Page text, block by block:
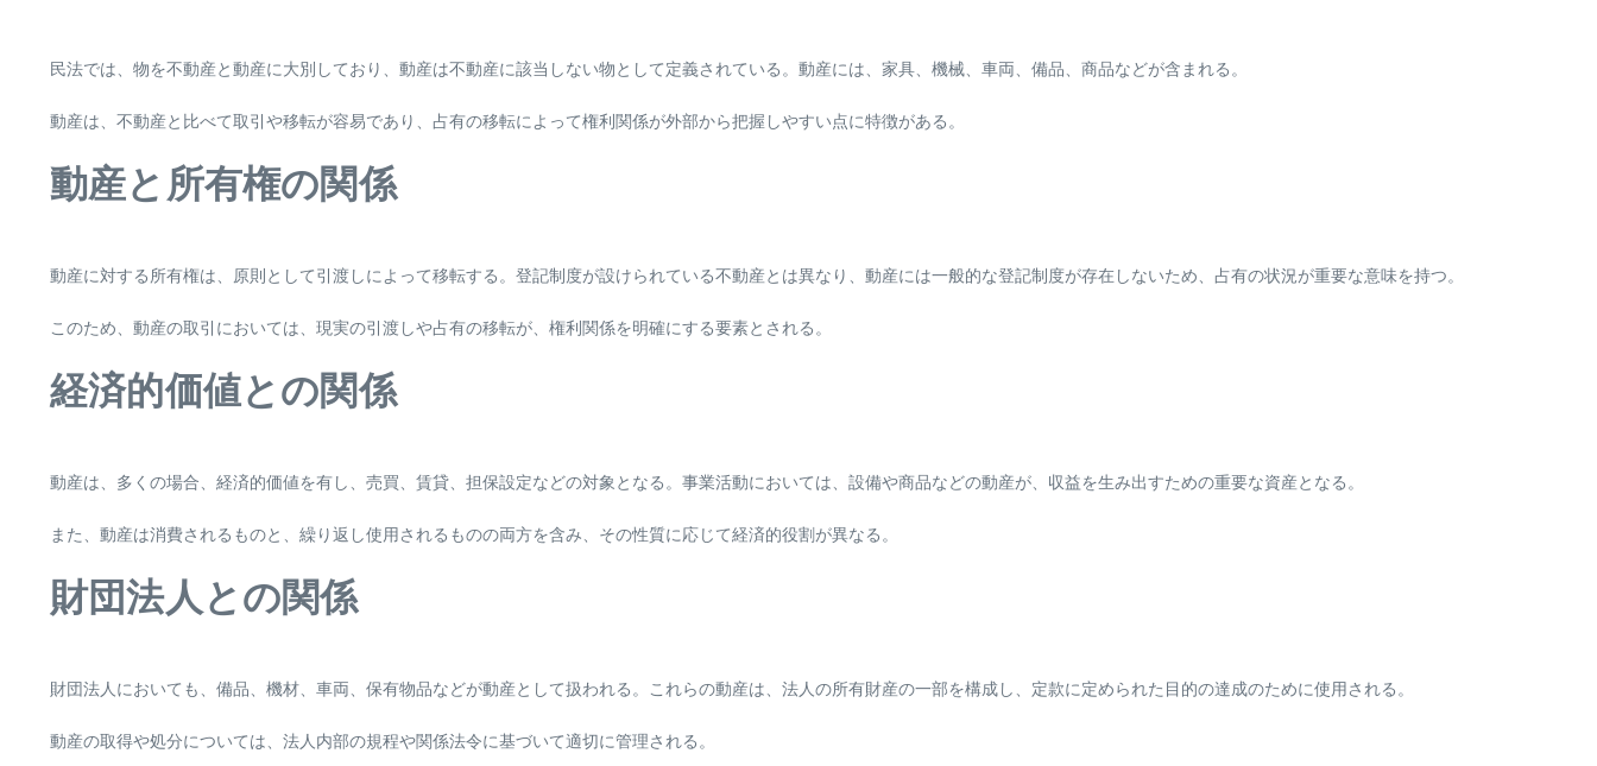
民法では、物を不動産と動産に大別しており、動産は不動産に該当しない物として定義されている。動産には、家具、機械、車両、備品、商品などが含まれる。
動産は、不動産と比べて取引や移転が容易であり、占有の移転によって権利関係が外部から把握しやすい点に特徴がある。
動産と所有権の関係
動産に対する所有権は、原則として引渡しによって移転する。登記制度が設けられている不動産とは異なり、動産には一般的な登記制度が存在しないため、占有の状況が重要な意味を持つ。
このため、動産の取引においては、現実の引渡しや占有の移転が、権利関係を明確にする要素とされる。
経済的価値との関係
動産は、多くの場合、経済的価値を有し、売買、賃貸、担保設定などの対象となる。事業活動においては、設備や商品などの動産が、収益を生み出すための重要な資産となる。
また、動産は消費されるものと、繰り返し使用されるものの両方を含み、その性質に応じて経済的役割が異なる。
財団法人との関係
財団法人においても、備品、機材、車両、保有物品などが動産として扱われる。これらの動産は、法人の所有財産の一部を構成し、定款に定められた目的の達成のために使用される。
動産の取得や処分については、法人内部の規程や関係法令に基づいて適切に管理される。